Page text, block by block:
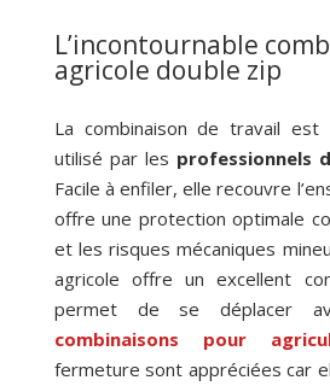
L’incontournable
agricole double zip
La combinaison de travail
utilisé par les professionnels
Facile à enfiler, elle recouvre
offre une protection optimale
et les risques mécaniques
agricole offre un excellent
permet de se déplacer
combinaisons pour
fermeture sont appréciées car